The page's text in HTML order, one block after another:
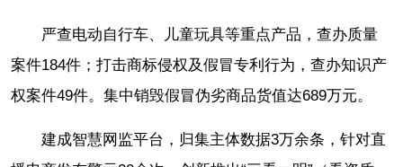
严查电动自行车、儿童玩具等重点产品，查办质量
案件184件；打击商标侵权及假冒专利行为，查办知识产
权案件49件。集中销毁假冒伪劣商品货值达689万元。
建成智慧网监平台，归集主体数据3万余条，针对直